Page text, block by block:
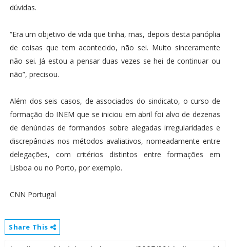
dúvidas.
“Era um objetivo de vida que tinha, mas, depois desta panóplia
de coisas que tem acontecido, não sei. Muito sinceramente
não sei. Já estou a pensar duas vezes se hei de continuar ou
não”, precisou.
Além dos seis casos, de associados do sindicato, o curso de
formação do INEM que se iniciou em abril foi alvo de dezenas
de denúncias de formandos sobre alegadas irregularidades e
discrepâncias nos métodos avaliativos, nomeadamente entre
delegações, com critérios distintos entre formações em
Lisboa ou no Porto, por exemplo.
CNN Portugal
Share This